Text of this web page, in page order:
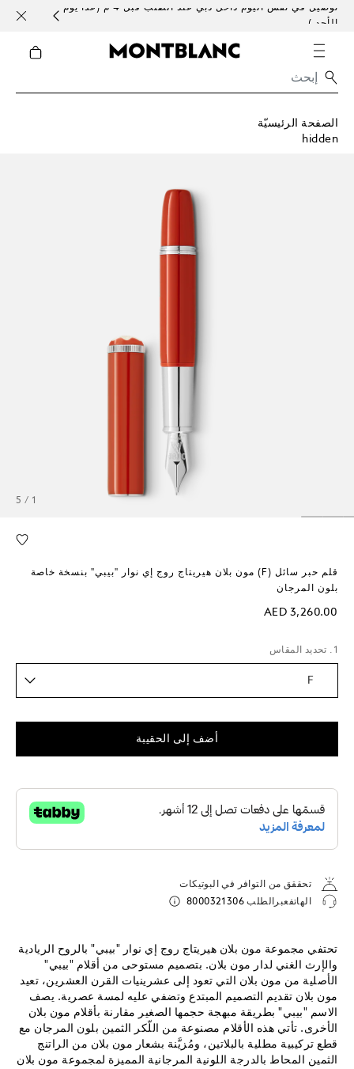
توصيل في نفس اليوم داخل دبي عند الطلب قبل 4 م (عدا يوم
الأحد )
الصفحة الرئيسيّة
hidden
1 / 5
قلم حبر سائل (F) مون بلان هيريتاج روج إي نوار "بيبي" بنسخة خاصة
بلون المرجان
AED 3,260.00
1. تحديد المقاس
F
أضف إلى الحقيبة
تحققق من التوافر في البوتيكات
الهاتفعبرالطلب 8000321306
تحتفي مجموعة مون بلان هيريتاج روج إي نوار "بيبي" بالروح الريادية
والإرث الغني لدار مون بلان. بتصميم مستوحى من أقلام "بيبي"
الأصلية من مون بلان التي تعود إلى عشرينيات القرن العشرين، تعيد
مون بلان تقديم التصميم المبتدع وتضفي عليه لمسة عصرية. يصف
الاسم "بيبي" بطريقة مبهجة حجمها الصغير مقارنة بأقلام مون بلان
الأخرى. تأتي هذه الأقلام مصنوعة من اللّكر الثمين بلون المرجان مع
قطع تركيبية مطلية بالبلاتين، ومُزيَّنة بشعار مون بلان من الراتنج
الثمين المحاط بالدرجة اللونية المرجانية المميزة لمجموعة مون بلان